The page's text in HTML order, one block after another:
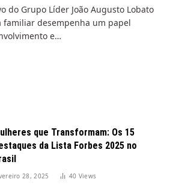
do Grupo Líder João Augusto Lobato
familiar desempenha um papel
e…
que Transformam: Os 15
da Lista Forbes 2025 no
28, 2025 40 Views